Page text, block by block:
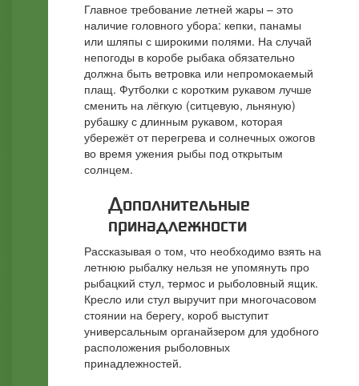
Главное требование летней жары – это
наличие головного убора: кепки, панамы
или шляпы с широкими полями. На случай
непогоды в коробе рыбака обязательно
должна быть ветровка или непромокаемый
плащ. Футболки с коротким рукавом лучше
сменить на лёгкую (ситцевую, льняную)
рубашку с длинным рукавом, которая
убережёт от перегрева и солнечных ожогов
во время ужения рыбы под открытым
солнцем.
Дополнительные
принадлежности
Рассказывая о том, что необходимо взять на
летнюю рыбалку нельзя не упомянуть про
рыбацкий стул, термос и рыболовный ящик.
Кресло или стул выручит при многочасовом
стоянии на берегу, короб выступит
универсальным органайзером для удобного
расположения рыболовных
принадлежностей.